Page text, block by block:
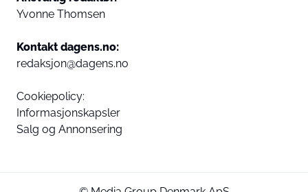
Yvonne Thomsen
Kontakt dagens.no:
redaksjon@dagens.no
Cookiepolicy:
Informasjonskapsler
Salg og Annonsering